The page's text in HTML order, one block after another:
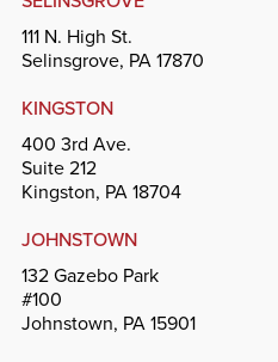
111 N. High St.
Selinsgrove, PA 17870
KINGSTON
400 3rd Ave.
Suite 212
Kingston, PA 18704
JOHNSTOWN
132 Gazebo Park
#100
Johnstown, PA 15901